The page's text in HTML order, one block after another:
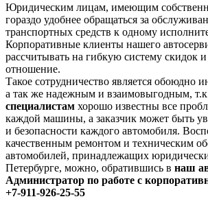
Юридическим лицам, имеющим
гораздо удобнее обращаться за
транспортных средств к одному
Корпоративные клиенты нашего
рассчитывать на гибкую систему скидок
отношение.
Такое сотрудничество является обоюдно
а так же надежным и взаимовыгодным,
специалистам хорошо известны все
каждой машины, а заказчик может быть
и безопасности каждого автомобиля.
качественным ремонтом и техническим
автомобилей, принадлежащих
Петербурге, можно, обратившись в наш
Администратор по работе с
+7-911-926-25-55